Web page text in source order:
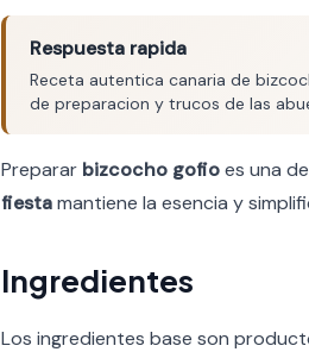
Respuesta rapida
Receta autentica canaria de
de preparacion y trucos de las
Preparar bizcocho gofioes una
fiestamantiene la esencia y
Ingredientes
Los ingredientes base son